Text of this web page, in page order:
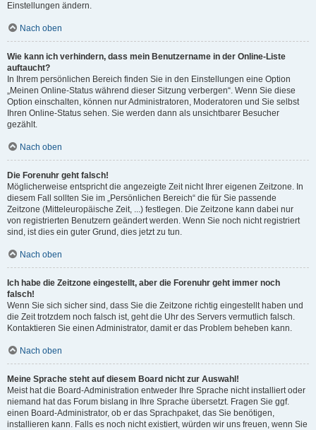
Einstellungen ändern.
Nach oben
Wie kann ich verhindern, dass mein Benutzername in der Online-Liste
auftaucht?
In Ihrem persönlichen Bereich finden Sie in den Einstellungen eine Option
„Meinen Online-Status während dieser Sitzung verbergen“. Wenn Sie diese
Option einschalten, können nur Administratoren, Moderatoren und Sie selbst
Ihren Online-Status sehen. Sie werden dann als unsichtbarer Besucher
gezählt.
Nach oben
Die Forenuhr geht falsch!
Möglicherweise entspricht die angezeigte Zeit nicht Ihrer eigenen Zeitzone. In
diesem Fall sollten Sie im „Persönlichen Bereich“ die für Sie passende
Zeitzone (Mitteleuropäische Zeit, ...) festlegen. Die Zeitzone kann dabei nur
von registrierten Benutzern geändert werden. Wenn Sie noch nicht registriert
sind, ist dies ein guter Grund, dies jetzt zu tun.
Nach oben
Ich habe die Zeitzone eingestellt, aber die Forenuhr geht immer noch
falsch!
Wenn Sie sich sicher sind, dass Sie die Zeitzone richtig eingestellt haben und
die Zeit trotzdem noch falsch ist, geht die Uhr des Servers vermutlich falsch.
Kontaktieren Sie einen Administrator, damit er das Problem beheben kann.
Nach oben
Meine Sprache steht auf diesem Board nicht zur Auswahl!
Meist hat die Board-Administration entweder Ihre Sprache nicht installiert oder
niemand hat das Forum bislang in Ihre Sprache übersetzt. Fragen Sie ggf.
einen Board-Administrator, ob er das Sprachpaket, das Sie benötigen,
installieren kann. Falls es noch nicht existiert, würden wir uns freuen, wenn Sie